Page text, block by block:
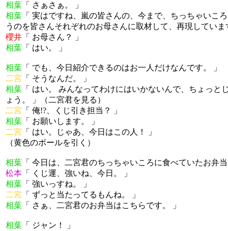
相葉 「 さぁさぁ。 」
相葉 「 実はですね、嵐の皆さんの、今まで、ちっちゃいこ
うのを皆さんそれぞれのお母さんに取材して、再現していま
櫻井 「 お母さん？ 」
相葉 「 はい。 」
相葉 「 でも、今日紹介できるのはお一人だけなんです。 」
二宮 「 そうなんだ。 」
相葉 「 はい。 みんなってわけにはいかないんで、ちょっと
ょう。 」（二宮君を見る）
二宮 「 俺!?、くじ引き担当？ 」
相葉 「 お願いします。 」
二宮 「 はい。じゃあ、今日はこの人！ 」
（黄色のボールを引く）
相葉 「 今日は、二宮君のちっちゃいころに食べていたお弁
松本 「 くじ運、強いね、今日。 」
相葉 「 強いっすね。 」
二宮 「 ずっと当たってるもんね。 」
相葉 「 さぁ、二宮君のお弁当はこちらです。 」
相葉 「 ジャン！ 」